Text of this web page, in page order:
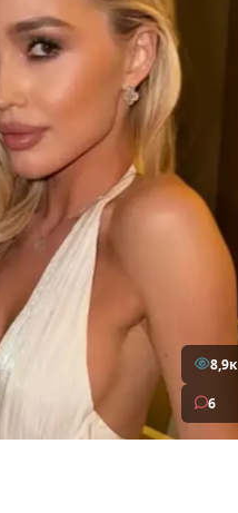
8,9к
6